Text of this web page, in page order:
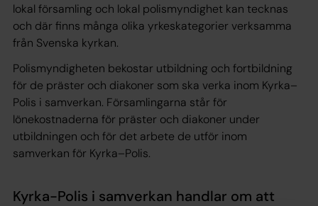
lokal församling och lokal polismyndighet kan tecknas
och där finns många olika yrkeskategorier verksamma
från Svenska kyrkan.
Polismyndigheten bekostar utbildning och fortbildning
för de präster och diakoner som ska verka inom Kyrka–
Polis i samverkan. Församlingarna står för
lönekostnaderna för präster och diakoner under
utbildningen och för det arbete de utför inom
samverkan för Kyrka–Polis.
Kyrka-Polis i samverkan handlar om att